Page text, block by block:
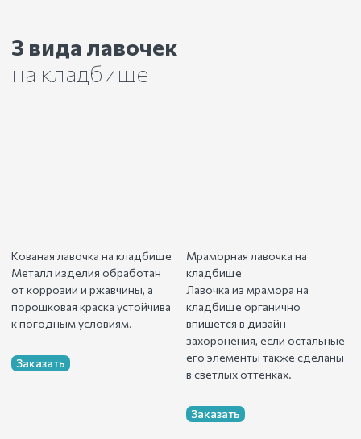
3 вида лавочек
на кладбище
Кованая лавочка на кладбище
Металл изделия обработан
от коррозии и ржавчины, а
порошковая краска устойчива
к погодным условиям.
Заказать
Мраморная лавочка на
кладбище
Лавочка из мрамора на
кладбище органично
впишется в дизайн
захоронения, если остальные
его элементы также сделаны
в светлых оттенках.
Заказать